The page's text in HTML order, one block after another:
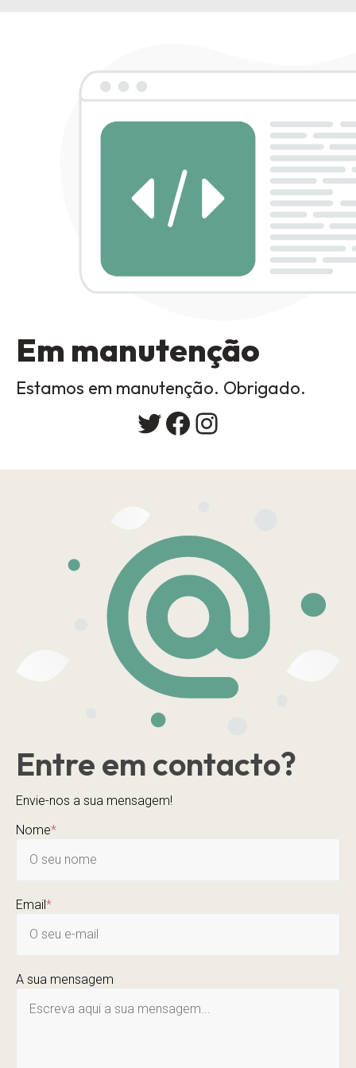
Em manutenção
Estamos em manutenção. Obrigado.
Twitter
Facebook
Instagram
Entre em contacto?
Envie-nos a sua mensagem!
Nome*
Email*
A sua mensagem